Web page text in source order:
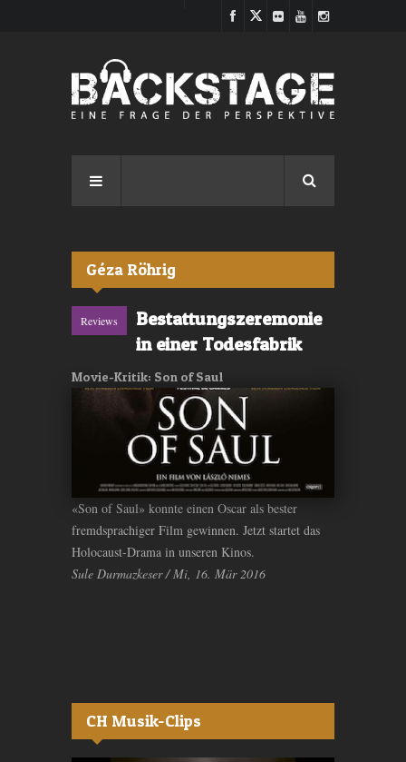
Géza Röhrig
Reviews
Bestattungszeremonie
in einer Todesfabrik
Movie-Kritik: Son of Saul
«Son of Saul» konnte einen Oscar als bester
fremdsprachiger Film gewinnen. Jetzt startet das
Holocaust-Drama in unseren Kinos.
Sule Durmazkeser / Mi, 16. Mär 2016
CH Musik-Clips